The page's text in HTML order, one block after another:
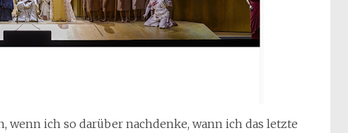
wenn ich so darüber nachdenke, wann ich das letzte